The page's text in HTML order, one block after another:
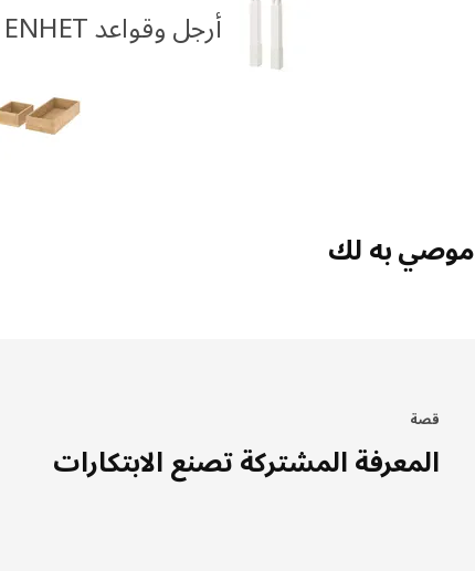
أرجل وقواعد ENHET
موصي به لك
قصة
المعرفة المشتركة تصنع الابتكارات